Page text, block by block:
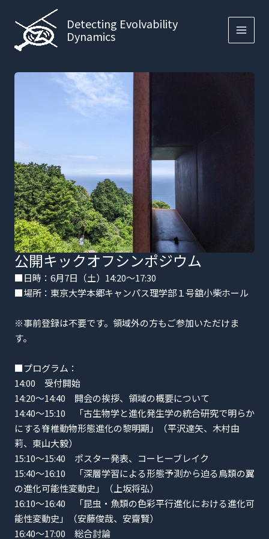
Detecting Evolvability
Dynamics
公開キックオフシンポジウム
■日時：6月7日（土）14:20〜17:30
■場所：東京大学本郷キャンパス理学部１号舘小柴ホール
※事前登録は不要です。領域外の方もご参加いただけま
す。
■プログラム：
14:00 受付開始
14:20〜14:40 開会の挨拶、領域の概要について
14:40〜15:10 「古生物学と進化発生学の統合研究で明らか
にする脊椎動物形態進化の黎明期​​」（平沢達矢、木村由
莉、東山大毅）
15:10〜15:40 ポスター発表、コーヒーブレイク
15:40〜16:10 「深層学習による形態予測から迫る鳥類の翼
の進化可能性変動史​​」（上坂将弘）
16:10〜16:40 「昆虫・魚類の色彩平行進化における進化可
能性変動史​​」（安藤俊哉、安齋賢）
16:40〜17:00 総合討論